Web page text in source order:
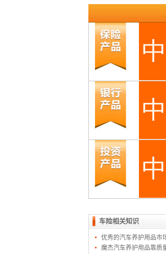
车险相关知识
优秀的汽车养护用品市
魔杰汽车养护用品靠质